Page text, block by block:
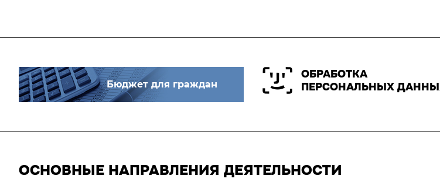
Бюджет для граждан
ОБРАБОТКА
ПЕРСОНАЛЬНЫХ
ОСНОВНЫЕ НАПРАВЛЕНИЯ ДЕЯТЕЛЬНОСТИ